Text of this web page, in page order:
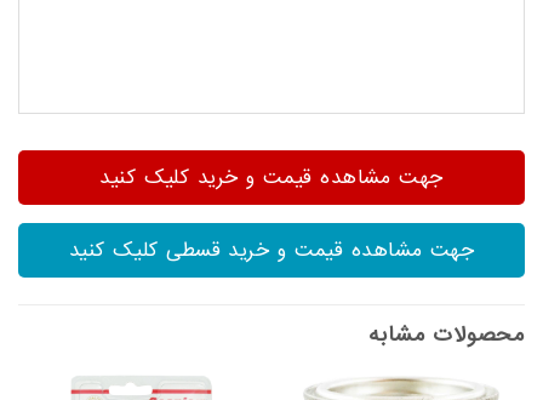
جهت مشاهده قیمت و خرید کلیک کنید
جهت مشاهده قیمت و خرید قسطی کلیک کنید
محصولات مشابه